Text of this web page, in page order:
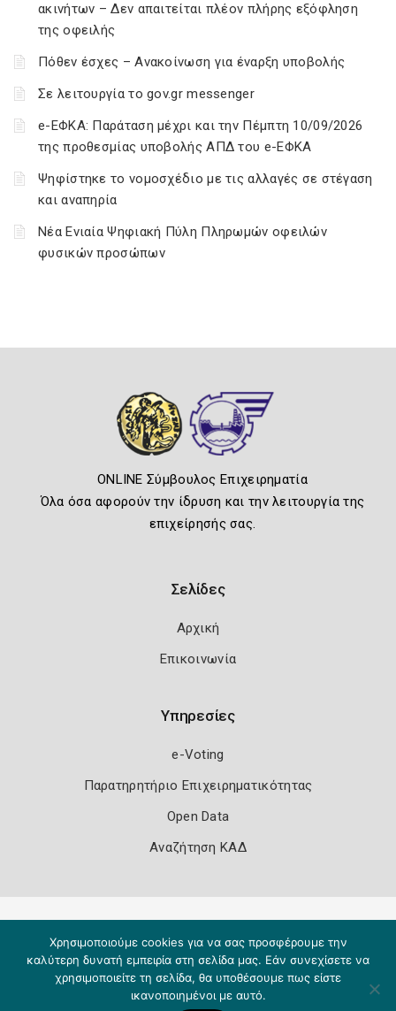
ακινήτων – Δεν απαιτείται πλέον πλήρης εξόφληση
της οφειλής
Πόθεν έσχες – Ανακοίνωση για έναρξη υποβολής
Σε λειτουργία το gov.gr messenger
e-ΕΦΚΑ: Παράταση μέχρι και την Πέμπτη 10/09/2026
της προθεσμίας υποβολής ΑΠΔ του e-ΕΦΚΑ
Ψηφίστηκε το νομοσχέδιο με τις αλλαγές σε στέγαση
και αναπηρία
Νέα Ενιαία Ψηφιακή Πύλη Πληρωμών οφειλών
φυσικών προσώπων
ONLINE Σύμβουλος Επιχειρηματία
Όλα όσα αφορούν την ίδρυση και την λειτουργία της
επιχείρησής σας.
Σελίδες
Αρχική
Επικοινωνία
Υπηρεσίες
e-Voting
Παρατηρητήριο Επιχειρηματικότητας
Open Data
Αναζήτηση ΚΑΔ
Χρησιμοποιούμε cookies για να σας προσφέρουμε την
καλύτερη δυνατή εμπειρία στη σελίδα μας. Εάν συνεχίσετε να
χρησιμοποιείτε τη σελίδα, θα υποθέσουμε πως είστε
ικανοποιημένοι με αυτό.
Copyright 2026 Knowledge A.E.